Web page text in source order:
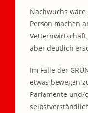
Nachwuchs
Person machen
aber deutlich
Im Falle der
etwas bewegen
Parlamente und/